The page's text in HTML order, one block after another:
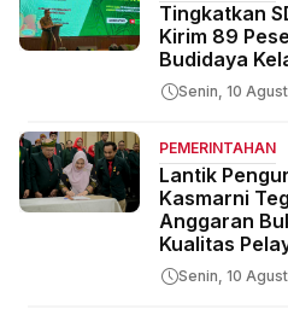
Tingkatkan
Kirim 89
Budidaya
Senin, 10
PEMERINTAHAN
Lantik
Kasmarni
Anggaran
Kualitas
Senin, 10